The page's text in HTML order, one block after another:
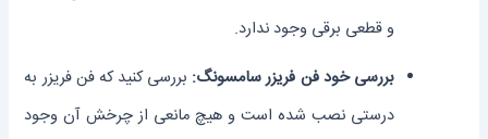
و قطعی برقی وجود ندارد.
بررسی خود فن فریزر سامسونگ: بررسی کنید که فن فریزر به
درستی نصب شده است و هیچ مانعی از چرخش آن وجود